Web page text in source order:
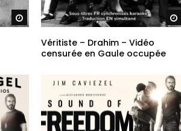
Regarder plus tard
Véritiste – Drahim – Vidéo
censurée en Gaule occupée